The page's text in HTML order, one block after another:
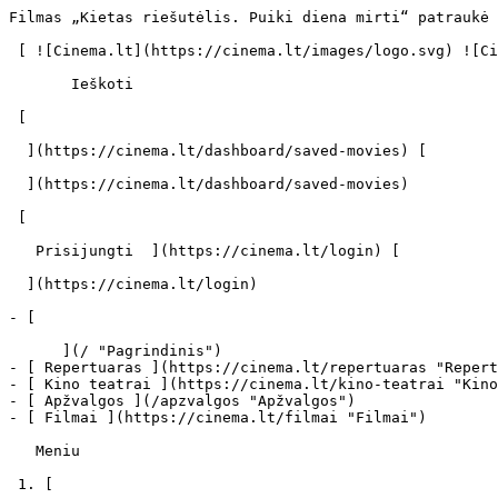
Filmas „Kietas riešutėlis. Puiki diena mirti“ patraukė kultinės automobilistų laidos „Top Gear“ kūrėjų dėmesį - cinema.lt                            Ieškoti     

 [ ![Cinema.lt](https://cinema.lt/images/logo.svg) ![Cinema.lt](https://cinema.lt/images/favicon.svg) ](https://cinema.lt "Cinema.lt")

       Ieškoti     

 [  

  ](https://cinema.lt/dashboard/saved-movies) [  

  ](https://cinema.lt/dashboard/saved-movies)

 [  

   Prisijungti  ](https://cinema.lt/login) [  

  ](https://cinema.lt/login) 

- [  

      ](/ "Pagrindinis")
- [ Repertuaras ](https://cinema.lt/repertuaras "Repertuaras")
- [ Kino teatrai ](https://cinema.lt/kino-teatrai "Kino teatrai")
- [ Apžvalgos ](/apzvalgos "Apžvalgos")
- [ Filmai ](https://cinema.lt/filmai "Filmai")

   Meniu   

 1. [ 

      cinema.lt  ](/)
2. [  Naujienos  ](https://cinema.lt/naujienos)
3. Filmas „Kietas riešutėlis. Puiki diena mirti“ patraukė kultinės automobilistų laidos „Top Gear“ kūrėjų dėmesį

Filmas „Kietas riešutėlis. Puiki diena mirti“ patraukė kultinės automobilistų laidos „Top Gear“ kūrėjų dėmesį
=============================================================================================================

Didžiojoje Britanijoje kuriama kultinė laida automobilistams „Top Gear" turi milijonus gerbėjų visame pasaulyje. Laidos kūrėjai Džeremis Klarksonas, Ričardas Hamondas ir Džeimsas Mėjus garsėja tiesmukišku savo nuomonės išsakymu ir nesitaikstymu su jokiais autoritetais. Šalia pačių įvairiausių temų, vienaip ar kitaip susijusių su automobiliais, jų dėmesį patraukė ir naujasis filmas apie Džoną Makleiną - „Kietas riešutėlis. Puiki diena mirti".

Laidos autorių verdiktas nedviprasmiškas: „Kietas riešutėlis" yra „geriausias visų laikų veiksmo filmas". O penktoji jo dalis - dar geresnė, nes joje daugybė automobilių. Kurie ne tik dalyvauja įspūdingose lenktynėse Maskvos gatvėmis ir šalia jų, bet ir ne mažiau įspūdingai išlekia į orą.

Efektingiausią kelionę į pomirtinį automobilių rojų išgyvena trys septintosios serijos BMW automobiliai, galingų sprogimų ištaškomi į visas puses. Nuo jų nedaug atsilieka kvapą gniaužiantis „Mercedes Unimog" salto per ramiai gatvėje besiilsinčius automobilius. Džono Makleino vairuojamas „Mercedes G-Wagon" patvirtina, kad visureigiai gali įveikti ne tik bekelę, bet ir tvarkingai į eilę sustatytų tviskančių „Porche" rikiuotę. Ir tai toli gražu ne visos filmo scenos, kuriose viena ar kita forma niokojami patys įvairiausi automobiliai.

Laidos „Top Gear" kūrėjų įspūdžius ir juos patvirtinančias filmo ištraukas galite rasti laidos internetiniame puslapyje - www.topgear.com, paieškos laukelyje įvedę raktinius žodžius „Die Hard".

Penktoji „Kieto riešutėlio" dalis, kurioje tėvas ir sūnus Makleinai nusiaubia Maskvą, jau kino teatruose. „Yippee ki yay", motule Rusija!

 Dalintis

 [ ![Facebook](https://cinema.lt/images/socials/facebook_icon.svg) ](https://www.facebook.com/sharer/sharer.php?u=https%3A%2F%2Fcinema.lt%2Fnaujienos%2Ffilmas-kietas-riesutelis-puiki-diena-mirti-patrauke-kultines-automobilistu-laidos-top-gear-kureju-demesi)[ ![Messenger](https://cinema.lt/images/socials/messenger_icon.svg) ](https://www.facebook.com/dialog/send?link=https%3A%2F%2Fcinema.lt%2Fnaujienos%2Ffilmas-kietas-riesutelis-puiki-diena-mirti-patrauke-kultines-automobilistu-laidos-top-gear-kureju-